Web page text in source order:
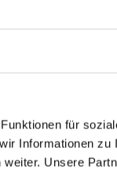
für
Informationen zu
Unsere